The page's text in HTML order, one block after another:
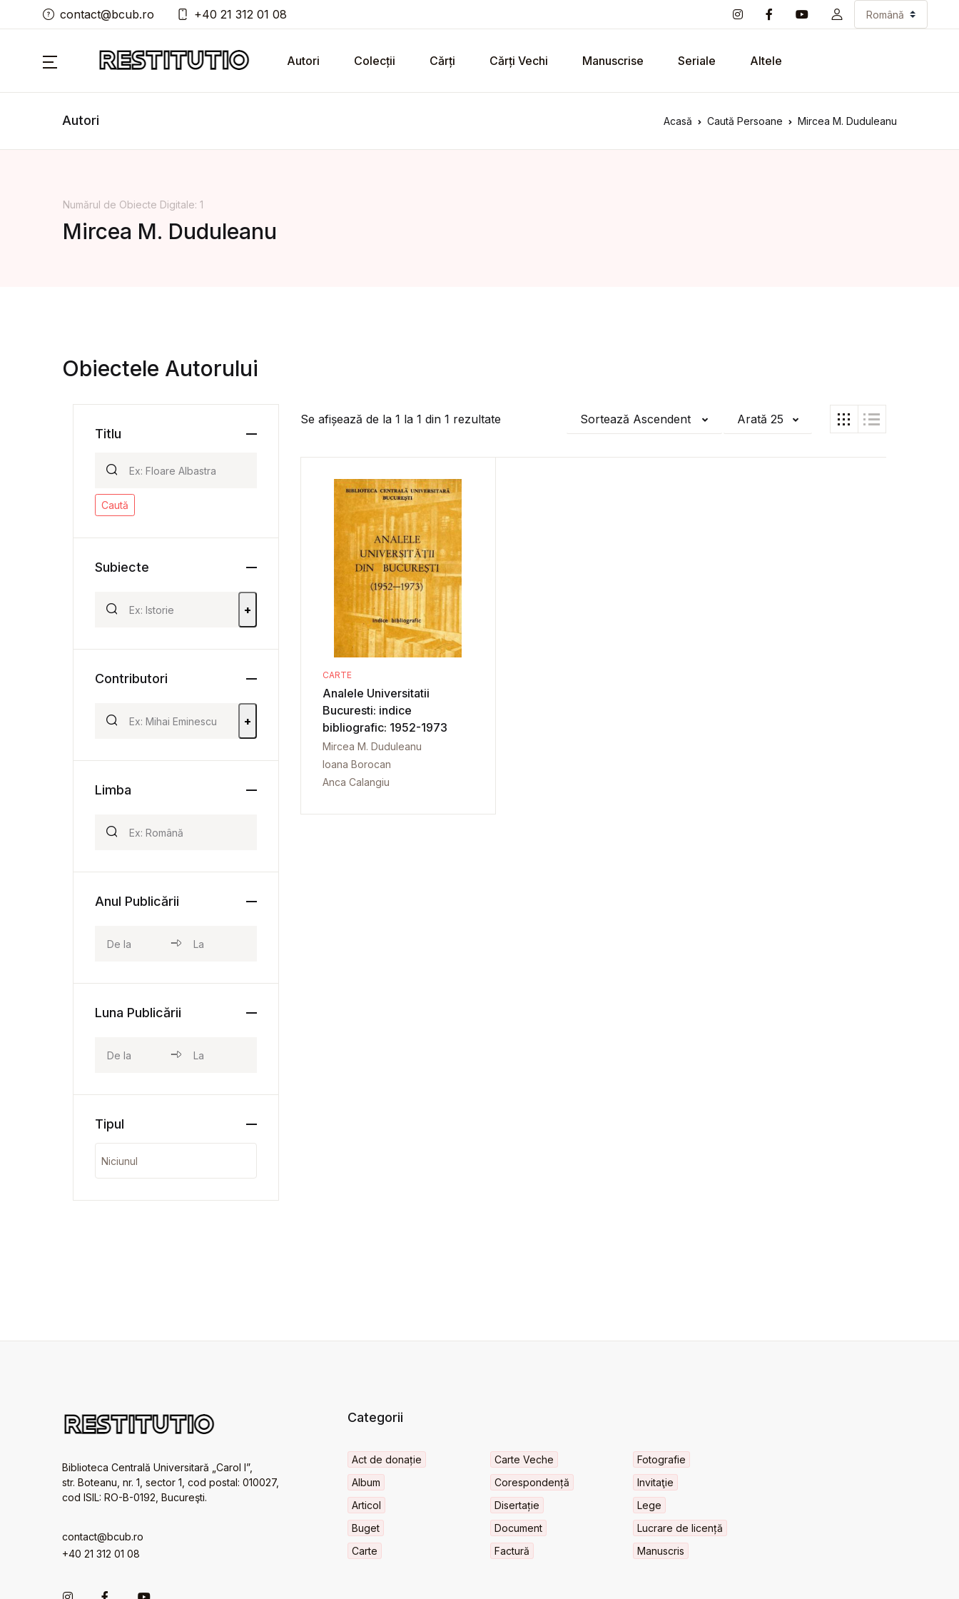
contact@bcub.ro +40 21 312 01 08
Autori Colecții Cărți Cărți Vechi Manuscrise Seriale Altele
Autori Acasă Caută Persoane Mircea M. Duduleanu
Numărul de Obiecte Digitale: 1
Mircea M. Duduleanu
Obiectele Autorului
Se afișează de la 1 la 1 din 1 rezultate Sortează Ascendent Arată 25
CARTE
Analele Universitatii
Bucuresti: indice
bibliografic: 1952-1973
Mircea M. Duduleanu
Ioana Borocan
Anca Calangiu
Titlu
Caută
Subiecte
+
Contributori
+
Limba
Anul Publicării
Luna Publicării
Tipul
Biblioteca Centrală Universitară „Carol I”,
str. Boteanu, nr. 1, sector 1, cod postal: 010027,
cod ISIL: RO-B-0192, Bucureşti.
contact@bcub.ro
+40 21 312 01 08
Categorii
Act de donație
Album
Articol
Buget
Carte
Carte Veche
Corespondență
Disertație
Document
Factură
Fotografie
Invitaţie
Lege
Lucrare de licență
Manuscris